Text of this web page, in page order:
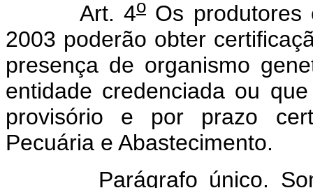
Art. 4o Os
2003 poderão obter
presença de organismo
entidade credenciada ou
provisório e por prazo
Pecuária e Abastecimento.
Parágrafo único.